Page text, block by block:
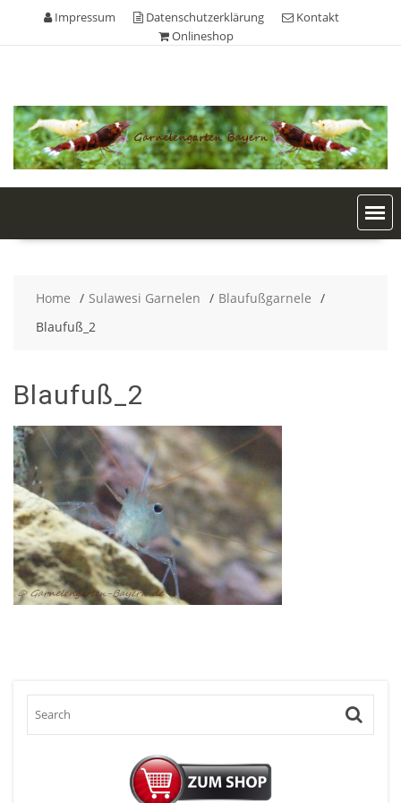
content
Impressum Datenschutzerklärung
Kontakt
Onlineshop
Home Sulawesi Garnelen
Blaufußgarnele
Blaufuß_2
Blaufuß_2